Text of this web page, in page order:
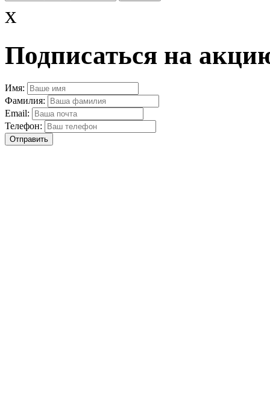
x
Подписаться на
Имя:
Фамилия:
Email:
Телефон:
Отправить